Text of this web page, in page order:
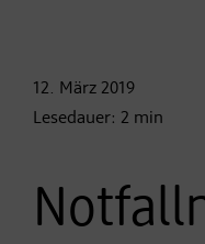
12. März 2019
Lesedauer: 2 min